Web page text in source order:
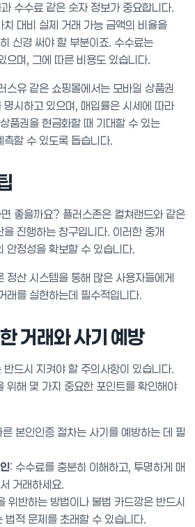
수수료 같은 숫자 정보가 중요합니다.
대비 실제 거래 가능 금액의 비율을
신경 써야 할 부분이죠. 수수료는
으며, 그에 따른 비용도 있습니다.
스유 같은 쇼핑몰에서는 모바일 상품권
시하고 있으며, 매입률은 시세에 따라
품권을 현금화할 때 기대할 수 있는
할 수 있도록 돕습니다.
좋을까요? 플러스존은 컬쳐랜드와 같은
진행하는 창구입니다. 이러한 중개
안정성을 확보할 수 있습니다.
정산 시스템을 통해 많은 사용자들에게
래를 실현하는데 필수적입니다.
거래와 사기 예방
드시 지켜야 할 주의사항이 있습니다.
위해 몇 가지 중요한 포인트를 확인해야
른 본인인증 절차는 사기를 예방하는 데 필
: 수수료를 충분히 이해하고, 투명하게 매
거래하세요.
위반하는 방법이나 불법 카드깡은 반드시
법적 문제를 초래할 수 있습니다.